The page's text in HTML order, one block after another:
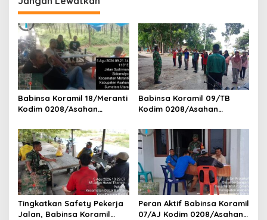
o
s
Babinsa Koramil 18/Meranti
Kodim 0208/Asahan
Komsos Dengan Warga
Masyarakat Binaan
Babinsa Koramil 09/TB
Kodim 0208/Asahan
Lewat Wasbang Kepada
Siswa-siswi MAN1 Kota
Tanjung Balai
Tingkatkan Safety Pekerja
Jalan, Babinsa Koramil
Peran Aktif Babinsa Koramil
07/AJ Kodim 0208/Asahan